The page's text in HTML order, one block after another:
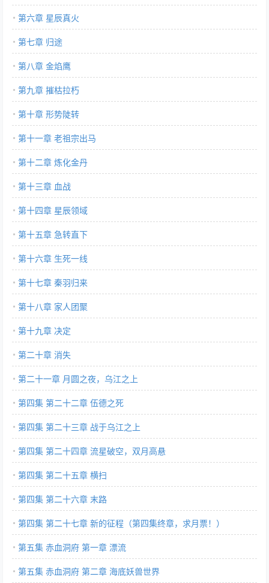
第六章 星辰真火
第七章 归途
第八章 金焰鹰
第九章 摧枯拉朽
第十章 形势陡转
第十一章 老祖宗出马
第十二章 炼化金丹
第十三章 血战
第十四章 星辰领域
第十五章 急转直下
第十六章 生死一线
第十七章 秦羽归来
第十八章 家人团聚
第十九章 决定
第二十章 消失
第二十一章 月圆之夜，乌江之上
第四集 第二十二章 伍德之死
第四集 第二十三章 战于乌江之上
第四集 第二十四章 流星破空，双月高悬
第四集 第二十五章 横扫
第四集 第二十六章 末路
第四集 第二十七章 新的征程（第四集终章，求月票！）
第五集 赤血洞府 第一章 漂流
第五集 赤血洞府 第二章 海底妖兽世界